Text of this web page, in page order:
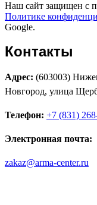
Наш сайт защищен с
Политике
Google.
Контакты
Адрес: (603003)
Новгород, улица
Телефон: +7 (831)
Электронная почта:
zakaz@arma-center.ru